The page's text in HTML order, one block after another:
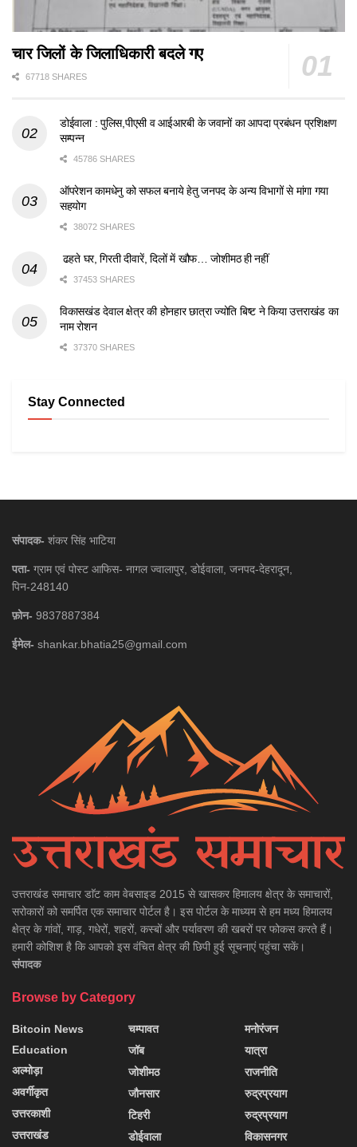
चार जिलों के जिलाधिकारी बदले गए
67718 SHARES
डोईवाला : पुलिस,पीएसी व आईआरबी के जवानों का आपदा प्रबंधन प्रशिक्षण
सम्पन्न
45786 SHARES
ऑपरेशन कामधेनु को सफल बनाये हेतु जनपद के अन्य विभागों से मांगा गया
सहयोग
38072 SHARES
ढहते घर, गिरती दीवारें, दिलों में खौफ… जोशीमठ ही नहीं
37453 SHARES
विकासखंड देवाल क्षेत्र की होनहार छात्रा ज्योति बिष्ट ने किया उत्तराखंड का
नाम रोशन
37370 SHARES
Stay Connected
संपादक- शंकर सिंह भाटिया
पता- ग्राम एवं पोस्ट आफिस- नागल ज्वालापुर, डोईवाला, जनपद-देहरादून,
पिन-248140
फ़ोन- 9837887384
ईमेल- shankar.bhatia25@gmail.com
उत्तराखंड समाचार डाॅट काम वेबसाइड 2015 से खासकर हिमालय क्षेत्र के समाचारों,
सरोकारों को समर्पित एक समाचार पोर्टल है। इस पोर्टल के माध्यम से हम मध्य हिमालय
क्षेत्र के गांवों, गाड़, गधेरों, शहरों, कस्बों और पर्यावरण की खबरों पर फोकस करते हैं।
हमारी कोशिश है कि आपको इस वंचित क्षेत्र की छिपी हुई सूचनाएं पहुंचा सकें।
संपादक
Browse by Category
Bitcoin News
Education
अल्मोड़ा
अवर्गीकृत
उत्तरकाशी
उत्तराखंड
चम्पावत
जॉब
जोशीमठ
जौनसार
टिहरी
डोईवाला
मनोरंजन
यात्रा
राजनीति
रुद्रप्रयाग
रुद्रप्रयाग
विकासनगर